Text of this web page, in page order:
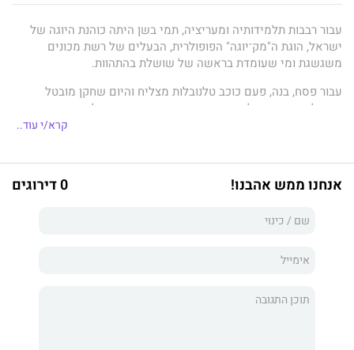
עבור רבבות תלמידותיה ומעריציה, תמי בשן היתה כוהנת היוגה של
ישראל, הוגת ה"מק־יוגה" הפופולרית, הבעלים של רשת מכונים
משגשגת ומי שעומדת בראשה של שושלת בהתהוות.
עבור פסח, בנה, פעם כוכב טלנובלות מצליח והיום שחקן מובטל
שמחלטר בהצגות ילדים, היא היתה אם מתעתעת ובלתי מושגת.
סודות מושתקים הטילו את צִלם על יחסיהם. לאחר שבשנה וחצי
היא לא סתם עונה, אלא תובעת מפסח, בשתלטנותה המפורסמת,
מנישואיו הכושלים, את אחותו, היורשת השמנמנה ואת אביו, בעלה
ניסיונותיו של פסח להוציא לפועל את דרישותיה של אימו המנוחה
קרא/י עוד..
אנחנו ממש אהבנו! 0 דירוגים